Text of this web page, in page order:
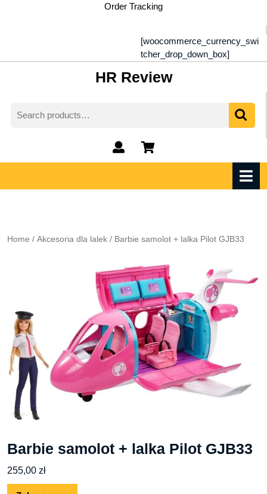
Order Tracking
[woocommerce_currency_swi
tcher_drop_down_box]
HR Review
for:
My
Account
shopping
cart
Home / Akcesoria dla lalek / Barbie samolot + lalka Pilot GJB33
Barbie samolot + lalka Pilot GJB33
255,00 zł